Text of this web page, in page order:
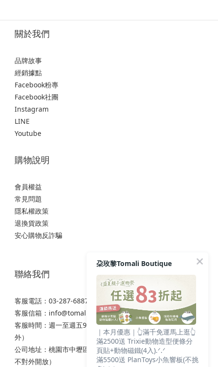
關於我們
品牌故事
經銷據點
Facebook粉專
Facebook社團
Instagram
LINE
Youtube
購物說明
會員權益
常見問題
隱私權政策
退換貨政策
安心購物反詐騙
聯絡我們
客服電話：03-287-6887
客服信箱： info@tomali.com.tw
客服時間：週一至週五9:00-12:00 / 13:00-17:00（國定假日除
外）
公司地址：桃園市中壢區西園路111之2號7樓（非實體店面，
不對外開放）
朶玫黎Tomali Boutique
｜本月優惠｜👆滿千免運馬上逛👆
滿2500送 Trixie動物造型便條分
頁貼+動物磁鐵(4入).ᐟ.ᐟ
滿5500送 PlanToys小魚響板(不挑